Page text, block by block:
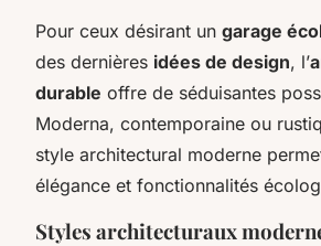
Pour ceux désirant un garage
des dernières idées de design, l’
durable offre de séduisantes
Moderna, contemporaine ou
style architectural moderne
élégance et fonctionnalités
Styles architecturaux